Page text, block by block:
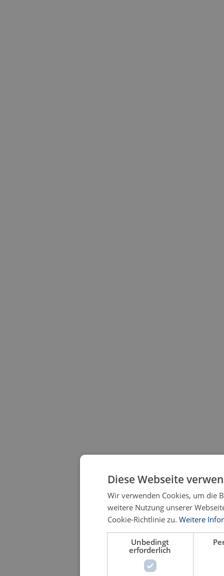
Diese Webseite
Wir verwenden Cookies, um die
weitere Nutzung unserer
Cookie-Richtlinie zu. Weitere
Unbedingt
erforderlich